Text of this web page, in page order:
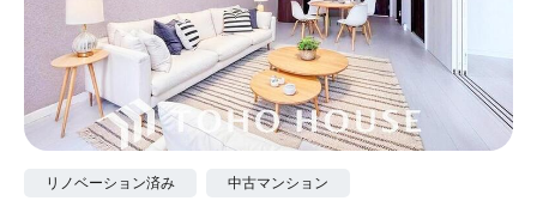
リノベーション済み 中古マンション